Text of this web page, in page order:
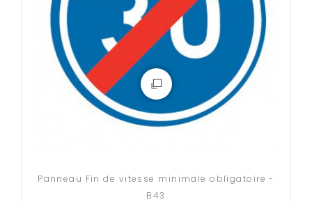
Ces produits sont expédiés sous 20 jours ouvrés et
uniquement en France métropolitaine.
Comment fixer votre panneau routier
Nos accessoires de fixation (poteaux, brides et
fourreaux) sont disponiblesen cliquant ici
Panneau Fin de vitesse minimale obligatoire -
B43